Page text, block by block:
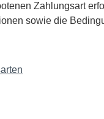
Zahlungsart
sowie die